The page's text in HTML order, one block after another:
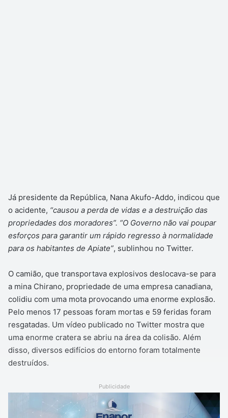
Já presidente da República, Nana Akufo-Addo, indicou que
o acidente, “causou a perda de vidas e a destruição das
propriedades dos moradores”. “O Governo não vai poupar
esforços para garantir um rápido regresso à normalidade
para os habitantes de Apiate”, sublinhou no Twitter.
O camião, que transportava explosivos deslocava-se para
a mina Chirano, propriedade de uma empresa canadiana,
colidiu com uma mota provocando uma enorme explosão.
Pelo menos 17 pessoas foram mortas e 59 feridas foram
resgatadas. Um vídeo publicado no Twitter mostra que
uma enorme cratera se abriu na área da colisão. Além
disso, diversos edifícios do entorno foram totalmente
destruídos.
Publicidade